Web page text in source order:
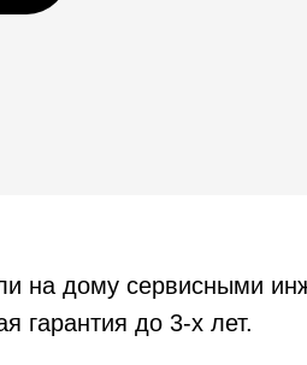
на дому сервисными
гарантия до 3-х лет.